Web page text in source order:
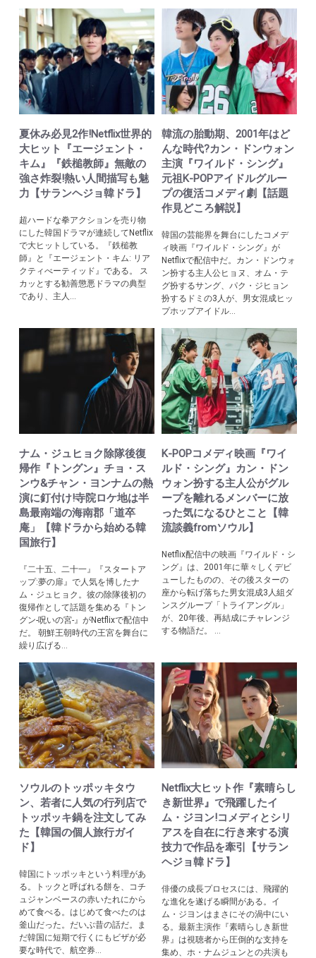
夏休み必見2作!Netflix世界的
大ヒット『エージェント・
キム』『鉄槌教師』無敵の
強さ炸裂!熱い人間描写も魅
力【サランヘジョ韓ドラ】
超ハードな拳アクションを売り物
にした韓国ドラマが連続してNetflix
で大ヒットしている。『鉄槌教
師』と『エージェント・キム: リア
クティべーティッド』である。 ス
カッとする勧善懲悪ドラマの典型
であり、主人...
韓流の胎動期、2001年はど
んな時代?カン・ドンウォン
主演『ワイルド・シング』
元祖K-POPアイドルグルー
プの復活コメディ劇【話題
作見どころ解説】
韓国の芸能界を舞台にしたコメデ
ィ映画『ワイルド・シング』が
Netflixで配信中だ。カン・ドンウォ
ン扮する主人公ヒョヌ、オム・テ
グ扮するサング、パク・ジヒョン
扮するドミの3人が、男女混成ヒッ
プホップアイドル...
ナム・ジュヒョク除隊後復
帰作『トングン』チョ・ス
ンウ&チャン・ヨンナムの熱
演に釘付け!寺院ロケ地は半
島最南端の海南郡「道卒
庵」【韓ドラから始める韓
国旅行】
『二十五、二十一』『スタートア
ップ:夢の扉』で人気を博したナ
ム・ジュヒョク。彼の除隊後初の
復帰作として話題を集める『トン
グン-呪いの宮-』がNetflixで配信中
だ。 朝鮮王朝時代の王宮を舞台に
繰り広げる...
K-POPコメディ映画『ワイ
ルド・シング』カン・ドン
ウォン扮する主人公がグル
ープを離れるメンバーに放
った気になるひとこと【韓
流談義fromソウル】
Netflix配信中の映画『ワイルド・シ
ング』は、2001年に華々しくデビ
ューしたものの、その後スターの
座から転げ落ちた男女混成3人組ダ
ンスグループ「トライアングル」
が、20年後、再結成にチャレンジ
する物語だ。 ...
ソウルのトッポッキタウ
ン、若者に人気の行列店で
トッポッキ鍋を注文してみ
た【韓国の個人旅行ガイ
ド】
韓国にトッポッキという料理があ
る。トックと呼ばれる餅を、コチ
ュジャンベースの赤いたれにから
めて食べる。はじめて食べたのは
釜山だった。だいぶ昔の話だ。ま
だ韓国に短期で行くにもビザが必
要な時代で、航空券...
Netflix大ヒット作『素晴らし
き新世界』で飛躍したイ
ム・ジヨン!コメディとシリ
アスを自在に行き来する演
技力で作品を牽引【サラン
ヘジョ韓ドラ】
俳優の成長プロセスには、飛躍的
な進化を遂げる瞬間がある。イ
ム・ジヨンはまさにその渦中にい
る。最新主演作『素晴らしき新世
界』は視聴者から圧倒的な支持を
集め、ホ・ナムジュンとの共演も